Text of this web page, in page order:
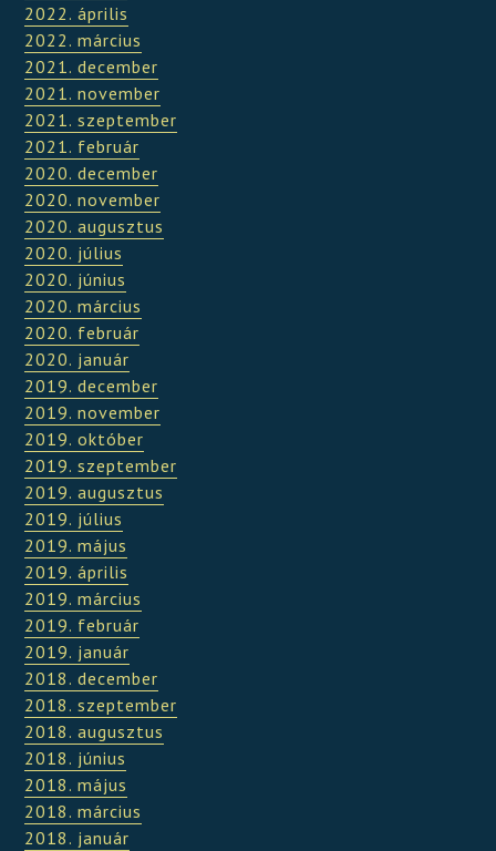
2022. április
2022. március
2021. december
2021. november
2021. szeptember
2021. február
2020. december
2020. november
2020. augusztus
2020. július
2020. június
2020. március
2020. február
2020. január
2019. december
2019. november
2019. október
2019. szeptember
2019. augusztus
2019. július
2019. május
2019. április
2019. március
2019. február
2019. január
2018. december
2018. szeptember
2018. augusztus
2018. június
2018. május
2018. március
2018. január